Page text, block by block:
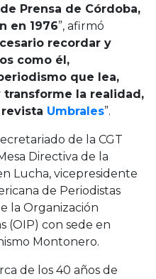
Prensa de Córdoba,
en 1976”, afirmó
recordar y
como él,
que lea,
la realidad,
Umbrales”.
de la CGT
Directiva de la
Lucha, vicepresidente
de Periodistas
la Organización
(OIP) con sede en
Montonero.
de los 40 años de